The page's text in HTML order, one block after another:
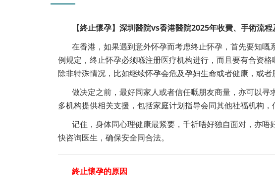
【終止懷孕】深圳醫院vs香港醫院2025年收費、手術流程
在香港，如果遇到意外怀孕而考虑终止怀孕，首先要知
例规定，终止怀孕必须喺注册医疗机构进行，而且要有合资
除非特殊情况，比如继续怀孕会危及孕妇生命或者健康，或者
做决定之前，最好同家人或者信任嘅朋友商量，亦可以
多机构提供相关支援，包括家庭计划指导会同其他社福机构，
记住，身体同心理健康最紧要，千祈唔好独自面对，亦
快咨询医生，确保安全同合法。
終止懷孕的原因